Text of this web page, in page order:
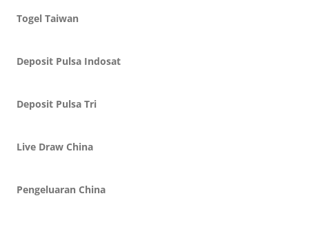
Togel Taiwan
Deposit Pulsa Indosat
Deposit Pulsa Tri
Live Draw China
Pengeluaran China